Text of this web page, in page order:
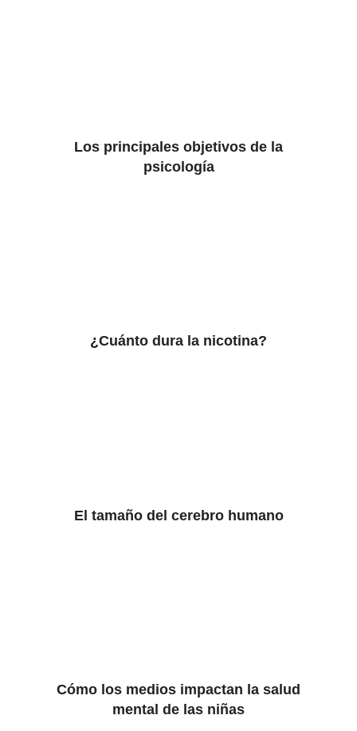
Los principales objetivos de la
psicología
¿Cuánto dura la nicotina?
El tamaño del cerebro humano
Cómo los medios impactan la salud
mental de las niñas